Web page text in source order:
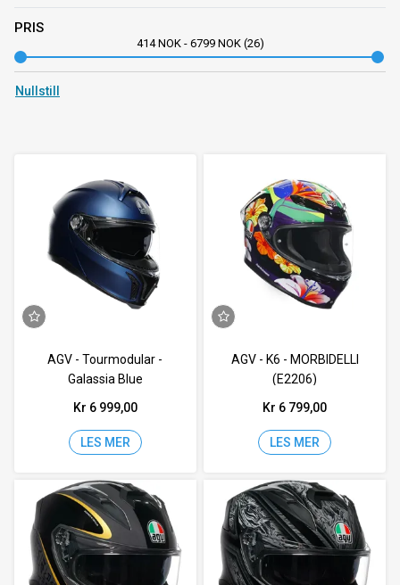
PRIS
414 NOK - 6799 NOK 26
Nullstill
AGV - Tourmodular -
Galassia Blue
Kr 6 999,00
LES MER
AGV - K6 - MORBIDELLI
(E2206)
Kr 6 799,00
LES MER